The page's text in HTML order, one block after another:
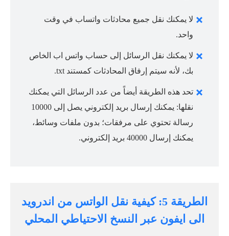
لا يمكنك نقل جميع محادثات واتساب في وقت
واحد.
لا يمكنك نقل الرسائل إلى حساب واتس اب الخاص
بك، لأنه سيتم إرفاق المحادثات كمستند txt.
تحد هذه الطريقة أيضاً من عدد الرسائل التي يمكنك
نقلها: يمكنك إرسال بريد إلكتروني يصل إلى 10000
رسالة تحتوي على مرفقات؛ بدون ملفات وسائط،
يمكنك إرسال 40000 بريد إلكتروني.
الطريقة 5: كيفية نقل الواتس من اندرويد
الى ايفون عبر النسخ الاحتياطي المحلي